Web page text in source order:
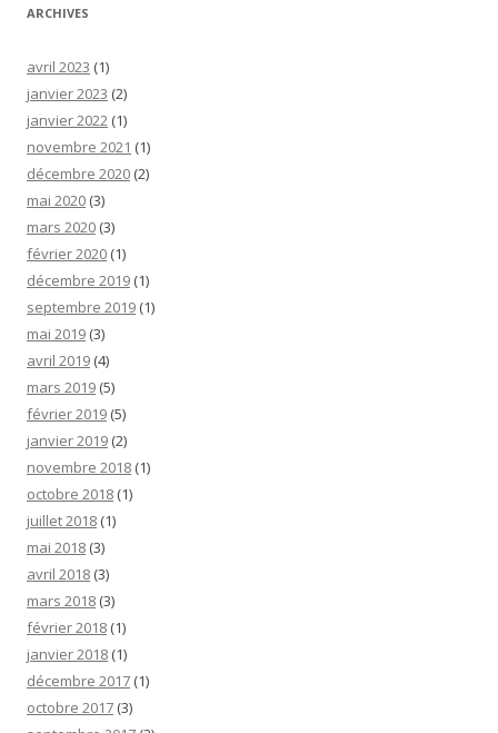
ARCHIVES
avril 2023 (1)
janvier 2023 (2)
janvier 2022 (1)
novembre 2021 (1)
décembre 2020 (2)
mai 2020 (3)
mars 2020 (3)
février 2020 (1)
décembre 2019 (1)
septembre 2019 (1)
mai 2019 (3)
avril 2019 (4)
mars 2019 (5)
février 2019 (5)
janvier 2019 (2)
novembre 2018 (1)
octobre 2018 (1)
juillet 2018 (1)
mai 2018 (3)
avril 2018 (3)
mars 2018 (3)
février 2018 (1)
janvier 2018 (1)
décembre 2017 (1)
octobre 2017 (3)